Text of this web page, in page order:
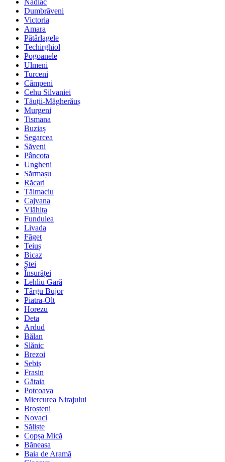
Nădlac
Dumbrăveni
Victoria
Amara
Pătârlagele
Techirghiol
Pogoanele
Ulmeni
Turceni
Câmpeni
Cehu Silvaniei
Tăuții-Măgherăuș
Murgeni
Tismana
Buziaș
Segarcea
Săveni
Pâncota
Ungheni
Sărmașu
Răcari
Tălmaciu
Cajvana
Vlăhița
Fundulea
Livada
Făget
Teiuș
Bicaz
Ștei
Însurăței
Lehliu Gară
Târgu Bujor
Piatra-Olt
Horezu
Deta
Ardud
Bălan
Slănic
Brezoi
Sebiș
Frasin
Gătaia
Potcoava
Miercurea Nirajului
Broșteni
Novaci
Săliște
Copșa Mică
Băneasa
Baia de Aramă